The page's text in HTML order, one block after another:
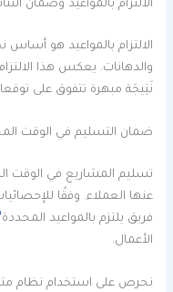
الالتزام بالمواعيد وضمان
الالتزام بالمواعيد هو
والدهانات. يعكس هذا
نَتِيجَة مبهرة تتفوق على
ضمان التسليم في الوقت
تسليم المشاريع في الوقت
فريق يلتزم بالمواعيد المحددة
الأعمال.
نحرص على استخدام نظام